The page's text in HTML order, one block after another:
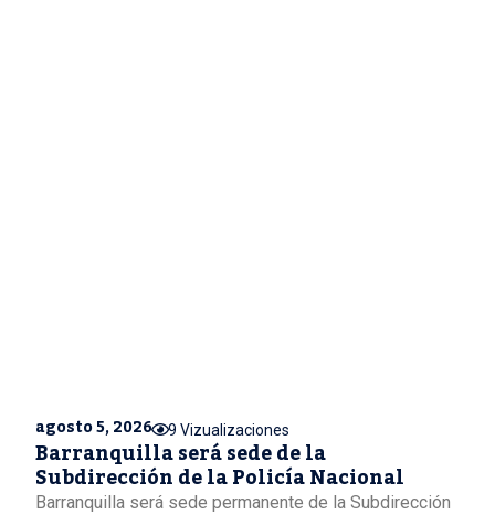
agosto 5, 2026 9 Vizualizaciones
Barranquilla será sede de la
Subdirección de la Policía Nacional
Barranquilla será sede permanente de la Subdirección